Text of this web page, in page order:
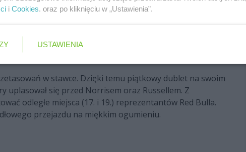
tego bolidu, ale kierowcy nie tak szybko zaczęli
światła. Dopiero po dłuższej chwili zrobił to Nico
oczywiście pod znakiem symulacji tempa wyścigowego,
w różne mieszanki.
w stawce. Dzięki temu piątkowy dublet na swoim
uplasował się przed Norrisem oraz Russellem. Z
odległe miejsca (17. i 19.) reprezentantów Red Bulla.
przejazdu na miękkim ogumieniu.
i Cookies. oraz po kliknięciu w „Ustawienia”.
USTAWIENIA